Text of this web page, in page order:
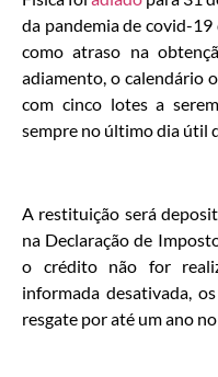
da pandemia de covid-19
como atraso na
adiamento, o calendário
com cinco lotes a
sempre no último dia útil
A restituição será
na Declaração de
o crédito não for
informada desativada,
resgate por até um ano